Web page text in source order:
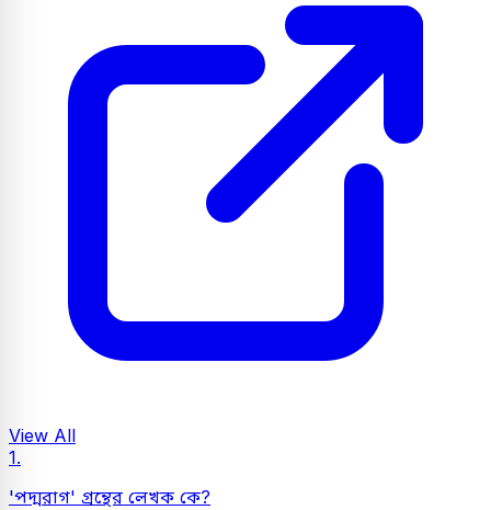
View All
1.
'পদ্মরাগ' গ্রন্থের লেখক কে?